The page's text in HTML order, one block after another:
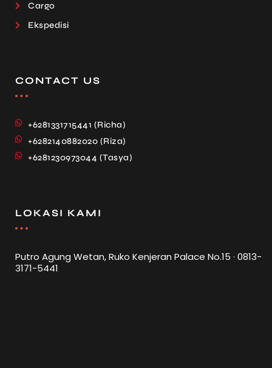
Cargo
Ekspedisi
CONTACT US
+6281331715441 (Richa)
+6282140882020 (Riza)
+6281230973044 (Tasya)
LOKASI KAMI
Putro Agung Wetan, Ruko Kenjeran Palace No.15 · 0813-
3171-5441